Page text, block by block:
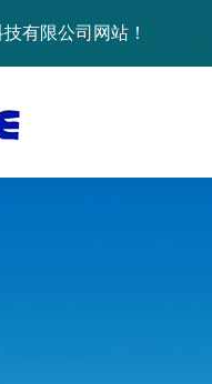
有限公司网站！